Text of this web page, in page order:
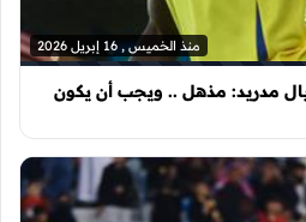
منذ الخميس , 16 إبريل 2026
مدريد: مذهل .. ويجب أن يكون